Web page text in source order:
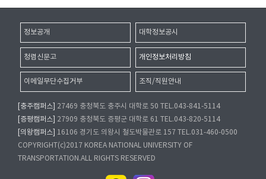
정보공개 대학정보공시
청렴신문고 개인정보처리방침
이메일무단수집거부 조직/직원안내
[충주캠퍼스]
27469 충청북도 충주시 대학로 50 TEL.043-841-5114
[증평캠퍼스]
27909 충청북도 증평군 대학로 61 TEL.043-820-5114
[의왕캠퍼스]
16106 경기도 의왕시 철도박물관로 157 TEL.031-460-0500
COPYRIGHT(c)2017 KOREA NATIONAL UNIVERSITY OF
TRANSPORTATION.ALL RIGHTS RESERVED